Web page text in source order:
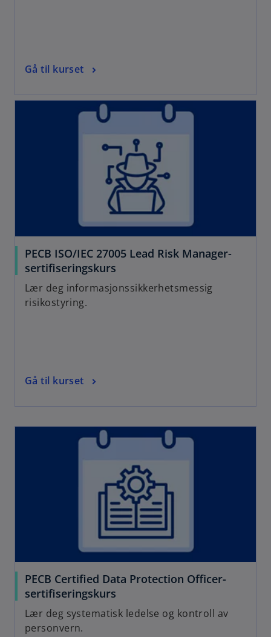
Gå til kurset
PECB ISO/IEC 27005 Lead Risk Manager-
sertifiseringskurs
Lær deg informasjonssikkerhetsmessig
risikostyring.
Gå til kurset
PECB Certified Data Protection Officer-
sertifiseringskurs
Lær deg systematisk ledelse og kontroll av
personvern.